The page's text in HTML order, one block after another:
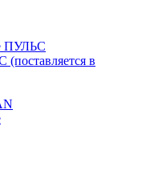
ПУЛЬС
(поставляется в